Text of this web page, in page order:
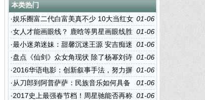
本类热门
01-06
·娱乐圈富二代白富美真不少 10大当红女
星家庭背景PK
01-06
·女人才能画眼线？ 鹿晗等男星画眼线胜
过女人
01-06
·最小迷弟迷妹：甜馨沉迷王源 安吉痴迷
赵丽颖
01-06
·盘点《仙剑》众女角现状 除了杨幂刘诗
诗唐嫣还有她们
01-06
·2016华语电影：创新叙事手法，努力摒
弃陈词滥调
01-06
· 从刀郎到阿普萨萨：民族音乐如何具备
当下性？
01-06
·2017史上最强春节档！周星驰能否再称